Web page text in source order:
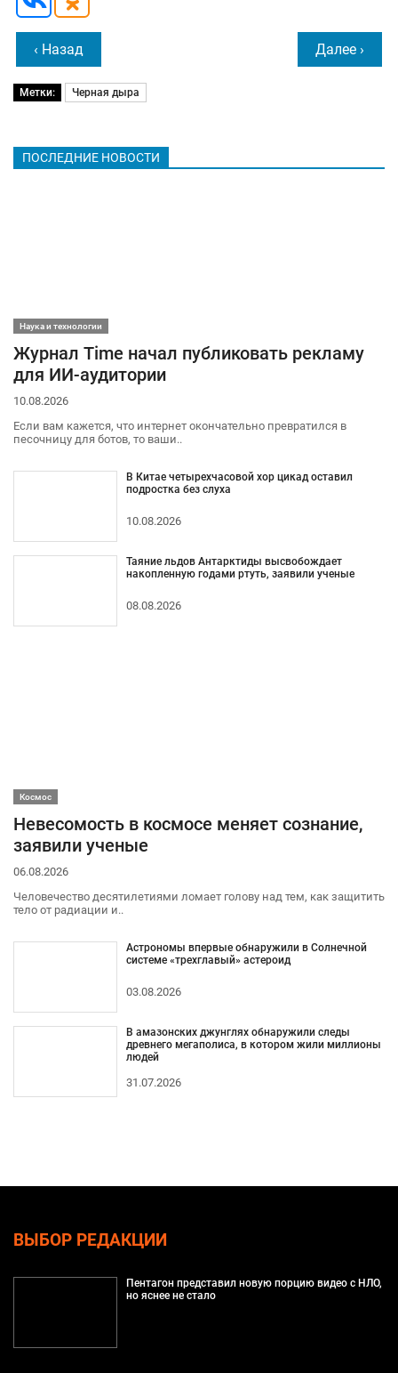
‹ Назад Далее ›
Метки: Черная дыра
ПОСЛЕДНИЕ НОВОСТИ
Наука и технологии
Журнал Time начал публиковать рекламу
для ИИ-аудитории
10.08.2026
Если вам кажется, что интернет окончательно превратился в
песочницу для ботов, то ваши..
В Китае четырехчасовой хор цикад оставил
подростка без слуха
10.08.2026
Таяние льдов Антарктиды высвобождает
накопленную годами ртуть, заявили ученые
08.08.2026
Космос
Невесомость в космосе меняет сознание,
заявили ученые
06.08.2026
Человечество десятилетиями ломает голову над тем, как защитить
тело от радиации и..
Астрономы впервые обнаружили в Солнечной
системе «трехглавый» астероид
03.08.2026
В амазонских джунглях обнаружили следы
древнего мегаполиса, в котором жили миллионы
людей
31.07.2026
ВЫБОР РЕДАКЦИИ
Пентагон представил новую порцию видео с НЛО,
но яснее не стало